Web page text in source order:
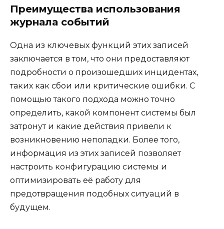
Преимущества использования
журнала событий
Одна из ключевых функций этих записей
заключается в том, что они предоставляют
подробности о произошедших инцидентах,
таких как сбои или критические ошибки. С
помощью такого подхода можно точно
определить, какой компонент системы был
затронут и какие действия привели к
возникновению неполадки. Более того,
информация из этих записей позволяет
настроить конфигурацию системы и
оптимизировать её работу для
предотвращения подобных ситуаций в
будущем.